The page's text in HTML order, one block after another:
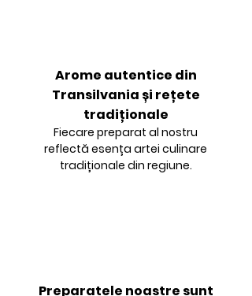
Arome autentice din
Transilvania și rețete
tradiționale
Fiecare preparat al nostru
reflectă esența artei culinare
tradiționale din regiune.
Preparatele noastre sunt